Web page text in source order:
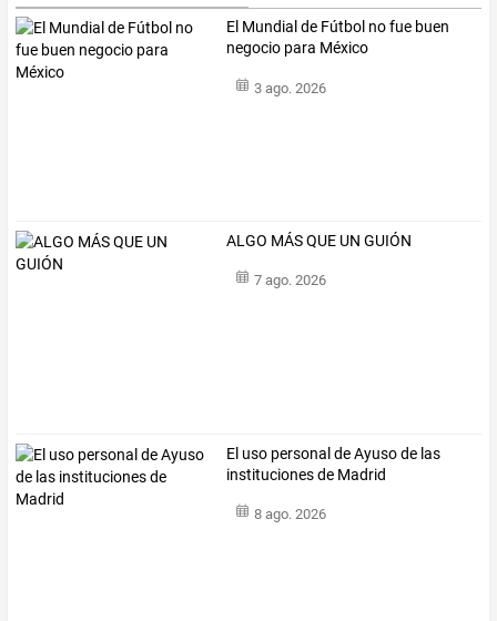
El Mundial de Fútbol no fue buen
negocio para México
3 ago. 2026
ALGO MÁS QUE UN GUIÓN
7 ago. 2026
El uso personal de Ayuso de las
instituciones de Madrid
8 ago. 2026